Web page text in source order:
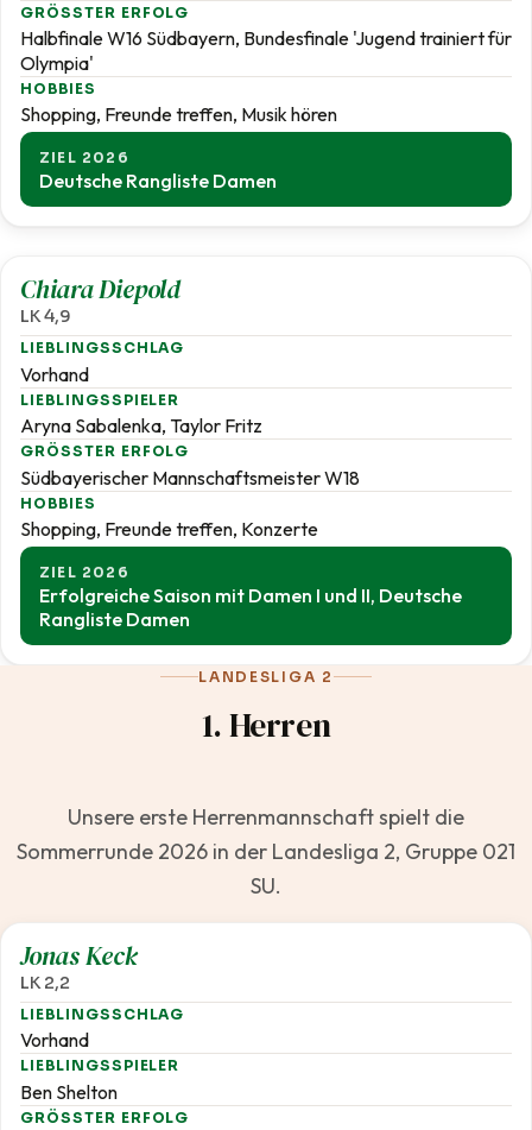
GRÖSSTER ERFOLG
Halbfinale W16 Südbayern, Bundesfinale 'Jugend trainiert für
Olympia'
HOBBIES
Shopping, Freunde treffen, Musik hören
ZIEL 2026
Deutsche Rangliste Damen
Chiara Diepold
LK 4,9
LIEBLINGSSCHLAG
Vorhand
LIEBLINGSSPIELER
Aryna Sabalenka, Taylor Fritz
GRÖSSTER ERFOLG
Südbayerischer Mannschaftsmeister W18
HOBBIES
Shopping, Freunde treffen, Konzerte
ZIEL 2026
Erfolgreiche Saison mit Damen I und II, Deutsche
Rangliste Damen
LANDESLIGA 2
1. Herren
Unsere erste Herrenmannschaft spielt die
Sommerrunde 2026 in der Landesliga 2, Gruppe 021
SU.
Jonas Keck
LK 2,2
LIEBLINGSSCHLAG
Vorhand
LIEBLINGSSPIELER
Ben Shelton
GRÖSSTER ERFOLG